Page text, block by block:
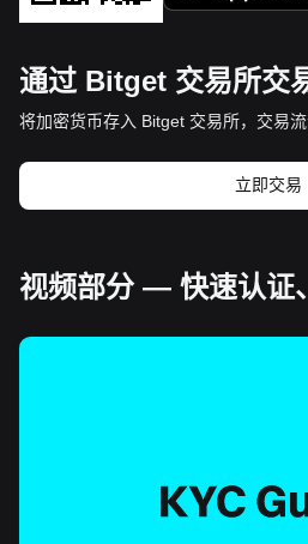
通过 Bitget 交易所交
将加密货币存入 Bitget 交易所，交易
立即交易
视频部分 — 快速认证